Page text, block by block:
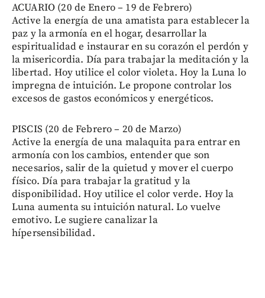
ACUARIO (20 de Enero – 19 de Febrero)
Active la energía de una amatista para establecer la
paz y la armonía en el hogar, desarrollar la
espiritualidad e instaurar en su corazón el perdón y
la misericordia. Día para trabajar la meditación y la
libertad. Hoy utilice el color violeta. Hoy la Luna lo
impregna de intuición. Le propone controlar los
excesos de gastos económicos y energéticos.
PISCIS (20 de Febrero – 20 de Marzo)
Active la energía de una malaquita para entrar en
armonía con los cambios, entender que son
necesarios, salir de la quietud y mover el cuerpo
físico. Día para trabajar la gratitud y la
disponibilidad. Hoy utilice el color verde. Hoy la
Luna aumenta su intuición natural. Lo vuelve
emotivo. Le sugiere canalizar la
hípersensibilidad.